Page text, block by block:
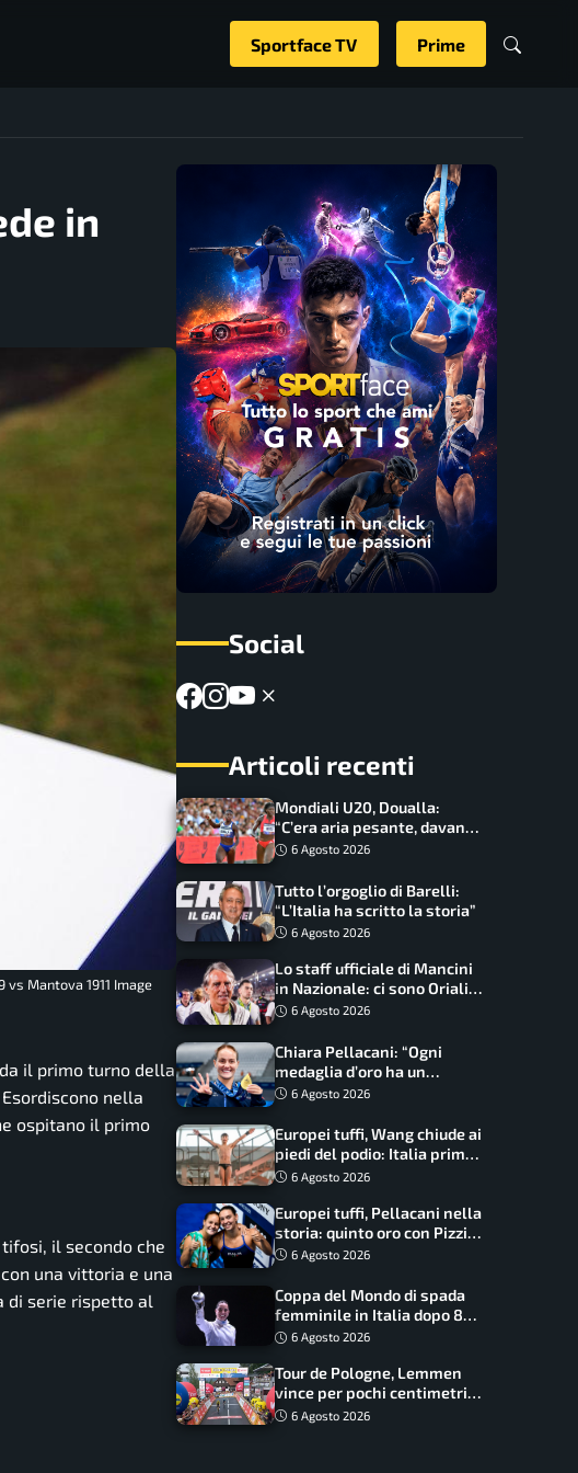
Sportface TV Prime
in
Mantova 1911 Image
il primo turno della
nella
ospitano il primo
il secondo che
una vittoria e una
di serie rispetto al
Social
Articoli recenti
Mondiali U20, Doualla:
“C’era aria pesante, davano
le mascherine! Finale? Non
6 Agosto 2026
Tutto l’orgoglio di Barelli:
“L’Italia ha scritto la storia”
6 Agosto 2026
Lo staff ufficiale di Mancini
in Nazionale: ci sono Oriali e
Bonucci, confermato un
6 Agosto 2026
Chiara Pellacani: “Ogni
medaglia d’oro ha un
significato diverso. Ho fatto
6 Agosto 2026
Europei tuffi, Wang chiude ai
piedi del podio: Italia prima
nel medagliere
6 Agosto 2026
Europei tuffi, Pellacani nella
storia: quinto oro con Pizzini
nel sincro da 3 metri
6 Agosto 2026
Coppa del Mondo di spada
femminile in Italia dopo 8
anni, Alberta Santuccio: “Il
frutti”
6 Agosto 2026
Tour de Pologne, Lemmen
vince per pochi centimetri
su Scaroni: maxi-caduta e
6 Agosto 2026